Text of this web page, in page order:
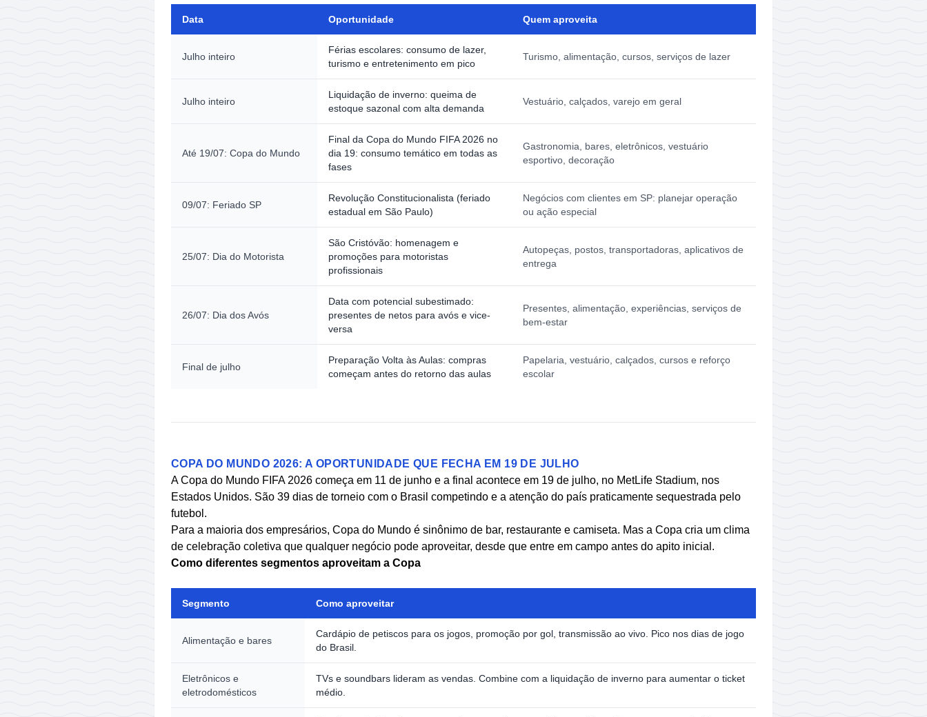
Data Oportunidade Quem aproveita
Julho inteiro
Férias escolares: consumo de lazer,
turismo e entretenimento em pico
Turismo, alimentação, cursos, serviços de lazer
Julho inteiro
Liquidação de inverno: queima de
estoque sazonal com alta demanda
Vestuário, calçados, varejo em geral
Até 19/07: Copa do Mundo
Final da Copa do Mundo FIFA 2026 no
dia 19: consumo temático em todas as
fases
Gastronomia, bares, eletrônicos, vestuário
esportivo, decoração
09/07: Feriado SP
Revolução Constitucionalista (feriado
estadual em São Paulo)
Negócios com clientes em SP: planejar operação
ou ação especial
25/07: Dia do Motorista
São Cristóvão: homenagem e
promoções para motoristas
profissionais
Autopeças, postos, transportadoras, aplicativos de
entrega
26/07: Dia dos Avós
Data com potencial subestimado:
presentes de netos para avós e vice-
versa
Presentes, alimentação, experiências, serviços de
bem-estar
Final de julho
Preparação Volta às Aulas: compras
começam antes do retorno das aulas
Papelaria, vestuário, calçados, cursos e reforço
escolar
COPA DO MUNDO 2026: A OPORTUNIDADE QUE FECHA EM 19 DE JULHO
A Copa do Mundo FIFA 2026 começa em 11 de junho e a final acontece em 19 de julho, no MetLife Stadium, nos
Estados Unidos. São 39 dias de torneio com o Brasil competindo e a atenção do país praticamente sequestrada pelo
futebol.
Para a maioria dos empresários, Copa do Mundo é sinônimo de bar, restaurante e camiseta. Mas a Copa cria um clima
de celebração coletiva que qualquer negócio pode aproveitar, desde que entre em campo antes do apito inicial.
Como diferentes segmentos aproveitam a Copa
Segmento Como aproveitar
Alimentação e bares
Cardápio de petiscos para os jogos, promoção por gol, transmissão ao vivo. Pico nos dias de jogo
do Brasil.
Eletrônicos e
eletrodomésticos
TVs e soundbars lideram as vendas. Combine com a liquidação de inverno para aumentar o ticket
médio.